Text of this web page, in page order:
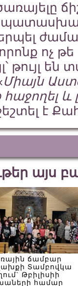
ոչ
թույլ են
Միայն
և
է
այս
ճամբար
Տամբովկա
Թբիլիսիի
համար